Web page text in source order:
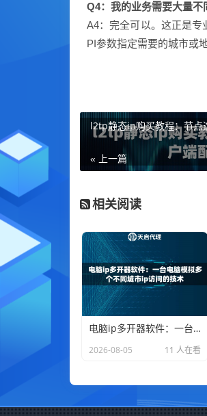
Q4：我的业务需要大量不
A4：完全可以。这正是专
PI参数指定需要的城市或
l2tp静态ip购买教程：节点
« 上一篇
相关阅读
电脑ip多开器软件：一台电脑模拟多个不同城市ip访问的技术
2026-08-05 11 人在看